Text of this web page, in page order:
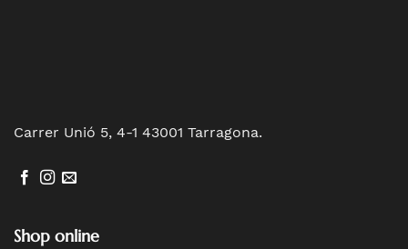
Carrer Unió 5, 4-1 43001 Tarragona.
Shop online